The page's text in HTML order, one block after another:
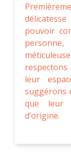
pouvoir
leur
suggérons
que leur
d’origine.